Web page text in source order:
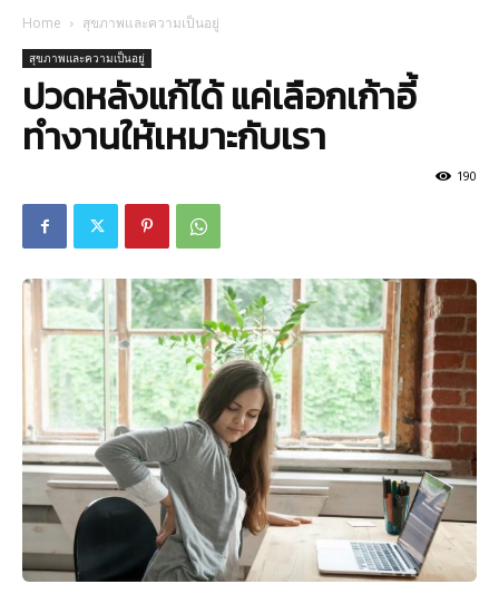
Home สุขภาพและความเป็นอยู่
สุขภาพและความเป็นอยู่
ปวดหลังแก้ได้ แค่เลือกเก้าอี้
ทำงานให้เหมาะกับเรา
190